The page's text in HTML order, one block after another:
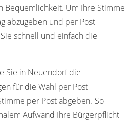
Bequemlichkeit. Um Ihre Stimme
abzugeben und per Post
schnell und einfach die
Sie in Neuendorf die
für die Wahl per Post
per Post abgeben. So
Aufwand Ihre Bürgerpflicht